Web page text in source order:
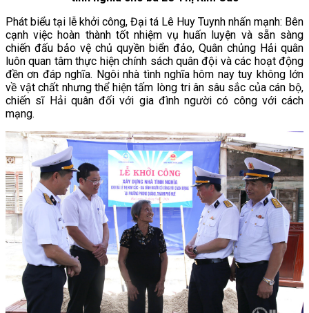
Phát biểu tại lễ khởi công, Đại tá Lê Huy Tuynh nhấn mạnh: Bên
cạnh việc hoàn thành tốt nhiệm vụ huấn luyện và sẵn sàng
chiến đấu bảo vệ chủ quyền biển đảo, Quân chủng Hải quân
luôn quan tâm thực hiện chính sách quân đội và các hoạt động
đền ơn đáp nghĩa. Ngôi nhà tình nghĩa hôm nay tuy không lớn
về vật chất nhưng thể hiện tấm lòng tri ân sâu sắc của cán bộ,
chiến sĩ Hải quân đối với gia đình người có công với cách
mạng.